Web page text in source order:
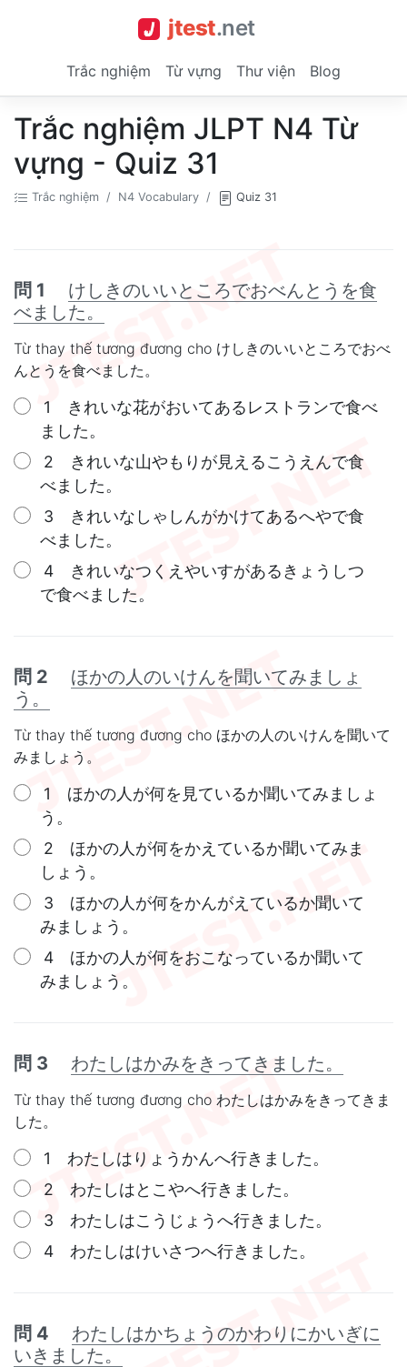
jtest.net
Trắc nghiệm Từ vựng Thư viện Blog
Trắc nghiệm JLPT N4 Từ
vựng - Quiz 31
Trắc nghiệm N4 Vocabulary Quiz 31
問 1
けしきのいいところでおべんとうを食
べました。
Từ thay thế tương đương cho けしきのいいところでおべ
んとうを食べました。
1 きれいな花がおいてあるレストランで食べ
ました。
2 きれいな山やもりが見えるこうえんで食
べました。
3 きれいなしゃしんがかけてあるへやで食
べました。
4 きれいなつくえやいすがあるきょうしつ
で食べました。
問 2
ほかの人のいけんを聞いてみましょ
う。
Từ thay thế tương đương cho ほかの人のいけんを聞いて
みましょう。
1 ほかの人が何を見ているか聞いてみましょ
う。
2 ほかの人が何をかえているか聞いてみま
しょう。
3 ほかの人が何をかんがえているか聞いて
みましょう。
4 ほかの人が何をおこなっているか聞いて
みましょう。
問 3 わたしはかみをきってきました。
Từ thay thế tương đương cho わたしはかみをきってきま
した。
1 わたしはりょうかんへ行きました。
2 わたしはとこやへ行きました。
3 わたしはこうじょうへ行きました。
4 わたしはけいさつへ行きました。
問 4
わたしはかちょうのかわりにかいぎに
いきました。